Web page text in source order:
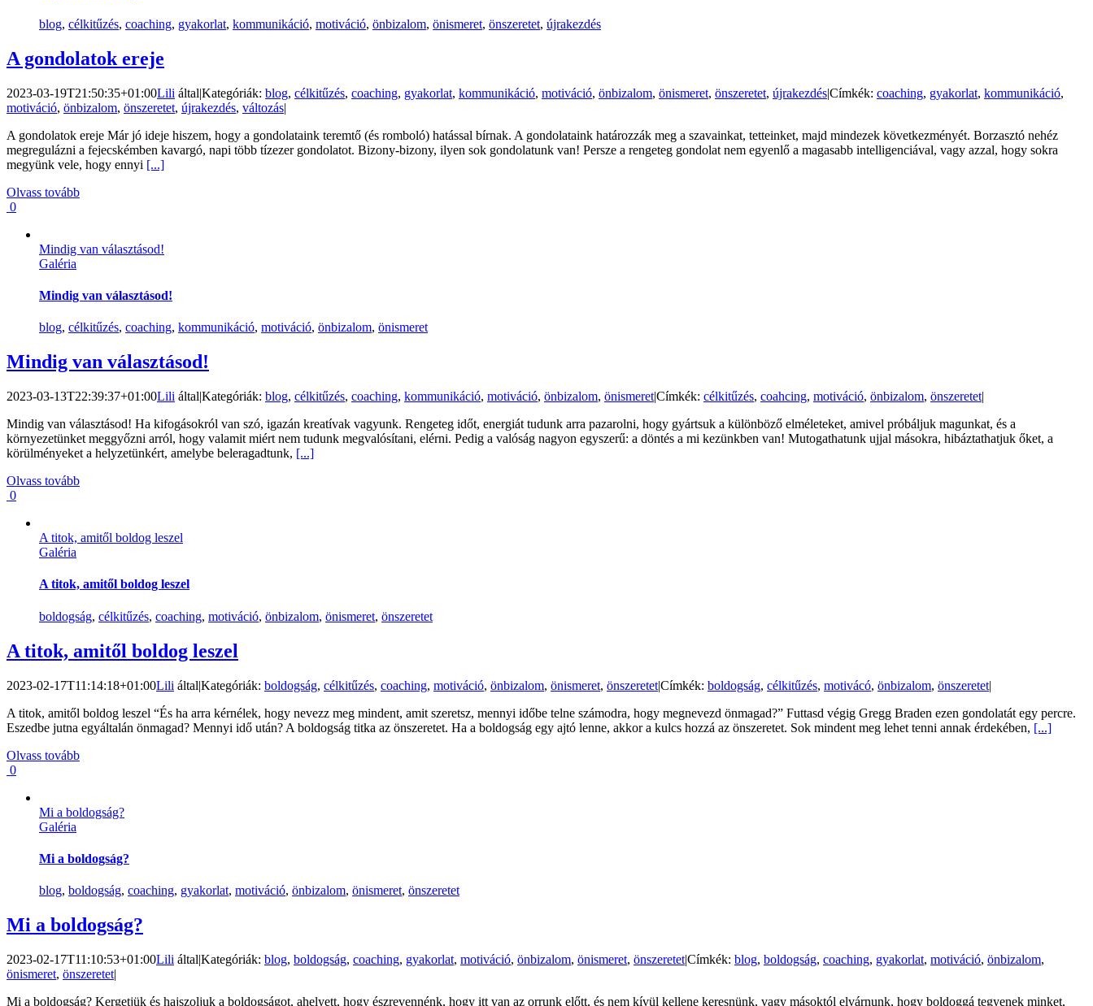
blog, célkitűzés, coaching, gyakorlat, kommunikáció, motiváció, önbizalom, önismeret, önszeretet, újrakezdés
A gondolatok ereje
2023-03-19T21:50:35+01:00Lili által|Kategóriák: blog, célkitűzés, coaching, gyakorlat, kommunikáció, motiváció, önbizalom, önismeret, önszeretet, újrakezdés|Címkék: coaching, gyakorlat, kommunikáció,
motiváció, önbizalom, önszeretet, újrakezdés, változás|
A gondolatok ereje Már jó ideje hiszem, hogy a gondolataink teremtő (és romboló) hatással bírnak. A gondolataink határozzák meg a szavainkat, tetteinket, majd mindezek következményét. Borzasztó nehéz
megregulázni a fejecskémben kavargó, napi több tízezer gondolatot. Bizony-bizony, ilyen sok gondolatunk van! Persze a rengeteg gondolat nem egyenlő a magasabb intelligenciával, vagy azzal, hogy sokra
megyünk vele, hogy ennyi [...]
Olvass tovább
0
Mindig van választásod!
Galéria
Mindig van választásod!
blog, célkitűzés, coaching, kommunikáció, motiváció, önbizalom, önismeret
Mindig van választásod!
2023-03-13T22:39:37+01:00Lili által|Kategóriák: blog, célkitűzés, coaching, kommunikáció, motiváció, önbizalom, önismeret|Címkék: célkitűzés, coahcing, motiváció, önbizalom, önszeretet|
Mindig van választásod! Ha kifogásokról van szó, igazán kreatívak vagyunk. Rengeteg időt, energiát tudunk arra pazarolni, hogy gyártsuk a különböző elméleteket, amivel próbáljuk magunkat, és a
környezetünket meggyőzni arról, hogy valamit miért nem tudunk megvalósítani, elérni. Pedig a valóság nagyon egyszerű: a döntés a mi kezünkben van! Mutogathatunk ujjal másokra, hibáztathatjuk őket, a
körülményeket a helyzetünkért, amelybe beleragadtunk, [...]
Olvass tovább
0
A titok, amitől boldog leszel
Galéria
A titok, amitől boldog leszel
boldogság, célkitűzés, coaching, motiváció, önbizalom, önismeret, önszeretet
A titok, amitől boldog leszel
2023-02-17T11:14:18+01:00Lili által|Kategóriák: boldogság, célkitűzés, coaching, motiváció, önbizalom, önismeret, önszeretet|Címkék: boldogság, célkitűzés, motivácó, önbizalom, önszeretet|
A titok, amitől boldog leszel “És ha arra kérnélek, hogy nevezz meg mindent, amit szeretsz, mennyi időbe telne számodra, hogy megnevezd önmagad?” Futtasd végig Gregg Braden ezen gondolatát egy percre.
Eszedbe jutna egyáltalán önmagad? Mennyi idő után? A boldogság titka az önszeretet. Ha a boldogság egy ajtó lenne, akkor a kulcs hozzá az önszeretet. Sok mindent meg lehet tenni annak érdekében, [...]
Olvass tovább
0
Mi a boldogság?
Galéria
Mi a boldogság?
blog, boldogság, coaching, gyakorlat, motiváció, önbizalom, önismeret, önszeretet
Mi a boldogság?
2023-02-17T11:10:53+01:00Lili által|Kategóriák: blog, boldogság, coaching, gyakorlat, motiváció, önbizalom, önismeret, önszeretet|Címkék: blog, boldogság, coaching, gyakorlat, motiváció, önbizalom,
önismeret, önszeretet|
Mi a boldogság? Kergetjük és hajszoljuk a boldogságot, ahelyett, hogy észrevennénk, hogy itt van az orrunk előtt, és nem kívül kellene keresnünk, vagy másoktól elvárnunk, hogy boldoggá tegyenek minket,